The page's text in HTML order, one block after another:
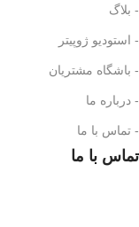
- بلاگ
- استودیو ژوپیتر
- باشگاه مشتریان
- درباره ما
- تماس با ما
تماس با ما